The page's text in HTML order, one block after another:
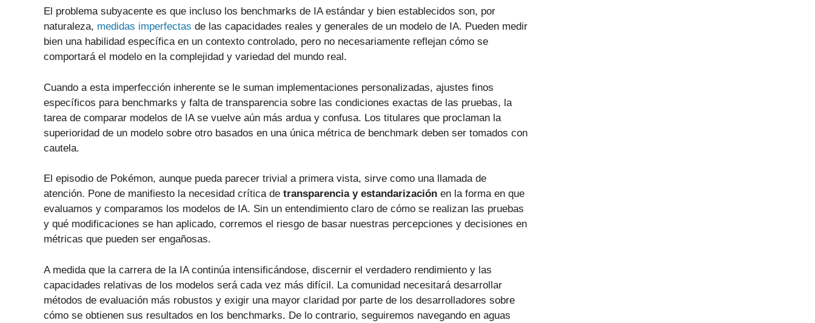
El problema subyacente es que incluso los benchmarks de IA estándar y bien establecidos son, por
naturaleza, medidas imperfectas de las capacidades reales y generales de un modelo de IA. Pueden medir
bien una habilidad específica en un contexto controlado, pero no necesariamente reflejan cómo se
comportará el modelo en la complejidad y variedad del mundo real.
Cuando a esta imperfección inherente se le suman implementaciones personalizadas, ajustes finos
específicos para benchmarks y falta de transparencia sobre las condiciones exactas de las pruebas, la
tarea de comparar modelos de IA se vuelve aún más ardua y confusa. Los titulares que proclaman la
superioridad de un modelo sobre otro basados en una única métrica de benchmark deben ser tomados con
cautela.
El episodio de Pokémon, aunque pueda parecer trivial a primera vista, sirve como una llamada de
atención. Pone de manifiesto la necesidad crítica de transparencia y estandarización en la forma en que
evaluamos y comparamos los modelos de IA. Sin un entendimiento claro de cómo se realizan las pruebas
y qué modificaciones se han aplicado, corremos el riesgo de basar nuestras percepciones y decisiones en
métricas que pueden ser engañosas.
A medida que la carrera de la IA continúa intensificándose, discernir el verdadero rendimiento y las
capacidades relativas de los modelos será cada vez más difícil. La comunidad necesitará desarrollar
métodos de evaluación más robustos y exigir una mayor claridad por parte de los desarrolladores sobre
cómo se obtienen sus resultados en los benchmarks. De lo contrario, seguiremos navegando en aguas